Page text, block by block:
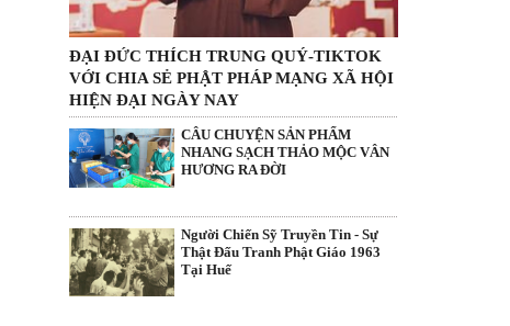
ĐẠI ĐỨC THÍCH TRUNG QUÝ-TIKTOK
VỚI CHIA SẺ PHẬT PHÁP MẠNG XÃ HỘI
HIỆN ĐẠI NGÀY NAY
CÂU CHUYỆN SẢN PHẨM
NHANG SẠCH THẢO MỘC VÂN
HƯƠNG RA ĐỜI
Người Chiến Sỹ Truyền Tin - Sự
Thật Đấu Tranh Phật Giáo 1963
Tại Huế